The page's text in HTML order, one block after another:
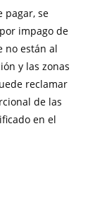
pagar, se
impago de
no están al
y las zonas
reclamar
de las
en el